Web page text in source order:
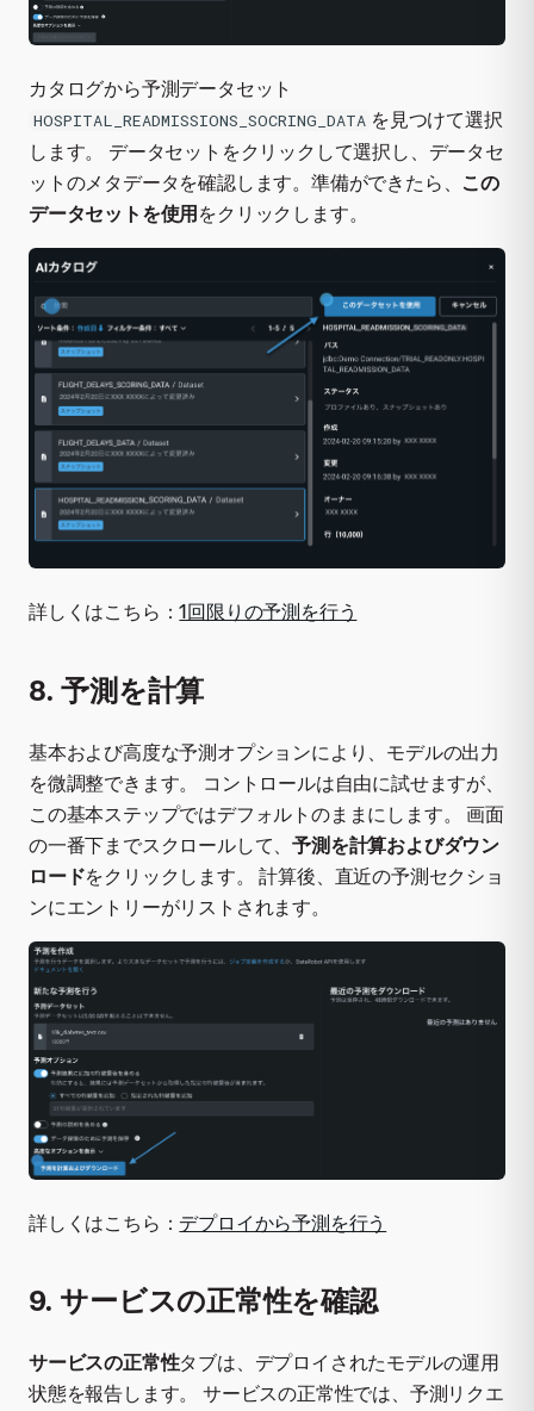
カタログから予測データセット
HOSPITAL_READMISSIONS_SOCRING_DATA を見つけて選択
します。 データセットをクリックして選択し、データセ
ットのメタデータを確認します。準備ができたら、 この
データセットを使用 をクリックします。
詳しくはこちら：1回限りの予測を行う
8. 予測を計算
基本および高度な予測オプションにより、モデルの出力
を微調整できます。 コントロールは自由に試せますが、
この基本ステップではデフォルトのままにします。 画面
の一番下までスクロールして、予測を計算およびダウン
ロードをクリックします。 計算後、直近の予測セクショ
ンにエントリーがリストされます。
詳しくはこちら： デプロイから予測を行う
9. サービスの正常性を確認
サービスの正常性タブは、デプロイされたモデルの運用
状態を報告します。 サービスの正常性では、予測リクエ